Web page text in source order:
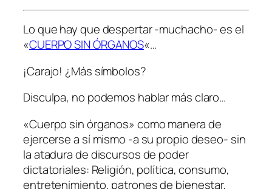
Lo que hay que despertar -muchacho- es el
«CUERPO SIN ÓRGANOS«…
¡Carajo! ¿Más símbolos?
Disculpa, no podemos hablar más claro…
«Cuerpo sin órganos» como manera de
ejercerse a sí mismo -a su propio deseo- sin
la atadura de discursos de poder
dictatoriales: Religión, política, consumo,
entretenimiento, patrones de bienestar,